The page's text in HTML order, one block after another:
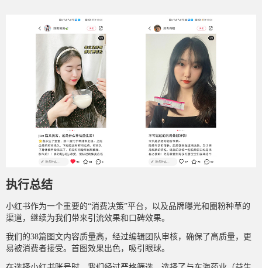
执行总结
小红书作为一个重要的“消费决策”平台，以及品牌曝光和圈粉种草的
渠道，继续为我们带来引流效果和口碑效果。
我们的38篇图文内容质量高，经过编辑团队审核，确保了高质量，更
易被消费者接受。首图效果出色，吸引眼球。